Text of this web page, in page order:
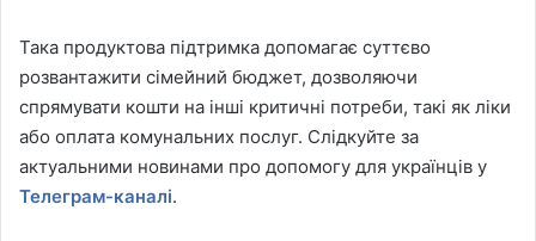
Така продуктова підтримка допомагає суттєво
розвантажити сімейний бюджет, дозволяючи
спрямувати кошти на інші критичні потреби, такі як ліки
або оплата комунальних послуг. Слідкуйте за
актуальними новинами про допомогу для українців у
Телеграм-каналі.